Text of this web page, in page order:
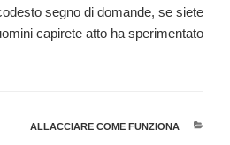
segno di domande, se siete
capirete atto ha sperimentato.
קטגוריות
ALLACCIARE COME FUNZIONA